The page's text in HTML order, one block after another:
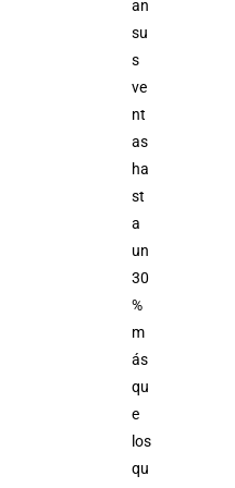
an
su
s
ve
nt
as
ha
st
a
un
30
%
m
ás
qu
e
los
qu